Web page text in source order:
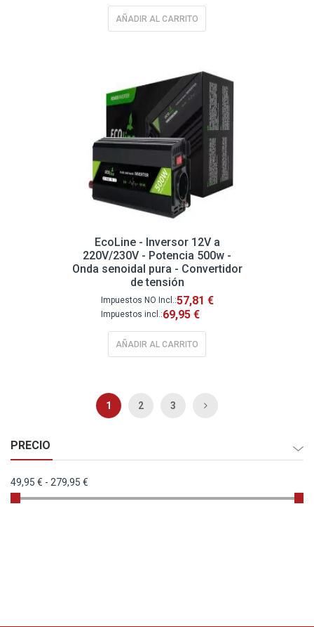
AÑADIR AL CARRITO
EcoLine - Inversor 12V a
220V/230V - Potencia 500w -
Onda senoidal pura - Convertidor
de tensión
69,95 €
57,81 €
AÑADIR AL CARRITO
Página
Actualmente estás leyendo página
1 2 3 Siguiente
PRECIO
49,95 € - 279,95 €